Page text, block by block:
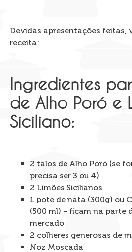
Devidas apresentações feitas,
receita:
Ingredientes
de Alho Poró e
Siciliano:
2 talos de Alho Poró (se
precisa ser 3 ou 4)
2 Limões Sicilianos
1 pote de nata (300g) ou
(500 ml) – ficam na parte
mercado
2 colheres generosas de
Noz Moscada